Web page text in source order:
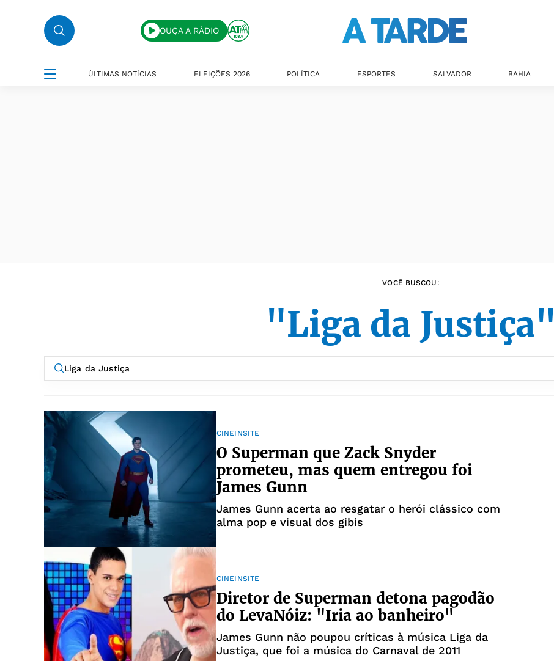
OUÇA A RÁDIO
ÚLTIMAS NOTÍCIAS ELEIÇÕES 2026 POLÍTICA ESPORTES SALVADOR BAHIA
VOCÊ BUSCOU:
"Liga da Justiça"
CINEINSITE
O Superman que Zack Snyder
prometeu, mas quem entregou foi
James Gunn
James Gunn acerta ao resgatar o herói clássico com
alma pop e visual dos gibis
CINEINSITE
Diretor de Superman detona pagodão
do LevaNóiz: "Iria ao banheiro"
James Gunn não poupou críticas à música Liga da
Justiça, que foi a música do Carnaval de 2011